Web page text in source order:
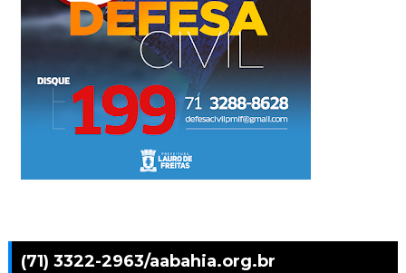
(71) 3322-2963/aabahia.org.br